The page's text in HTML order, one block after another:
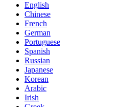
English
Chinese
French
German
Portuguese
Spanish
Russian
Japanese
Korean
Arabic
Irish